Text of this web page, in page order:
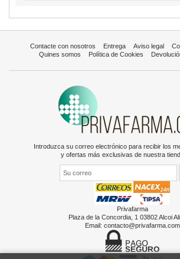
Contacte con nosotros Entrega Aviso legal
Quines somos
Política de Cookies
Introduzca su correo electrónico para recibir los
y ofertas más exclusivas de nuestra
Privafarma
Plaza de la Concordia, 1 03802 Alcoi
Email: contacto@privafarma.com